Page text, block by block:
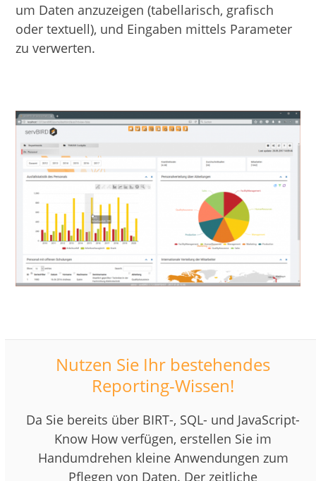
um Daten anzuzeigen (tabellarisch, grafisch
oder textuell), und Eingaben mittels Parameter
zu verwerten.
Nutzen Sie Ihr bestehendes
Reporting-Wissen!
Da Sie bereits über BIRT-, SQL- und JavaScript-
Know How verfügen, erstellen Sie im
Handumdrehen kleine Anwendungen zum
Pflegen von Daten. Der zeitliche